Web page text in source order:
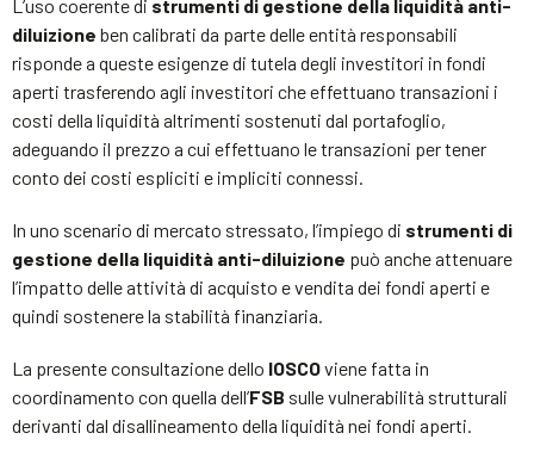
L’uso coerente di strumenti di gestione della liquidità anti-
diluizione ben calibrati da parte delle entità responsabili
risponde a queste esigenze di tutela degli investitori in fondi
aperti trasferendo agli investitori che effettuano transazioni i
costi della liquidità altrimenti sostenuti dal portafoglio,
adeguando il prezzo a cui effettuano le transazioni per tener
conto dei costi espliciti e impliciti connessi.
In uno scenario di mercato stressato, l’impiego di strumenti di
gestione della liquidità anti-diluizione può anche attenuare
l’impatto delle attività di acquisto e vendita dei fondi aperti e
quindi sostenere la stabilità finanziaria.
La presente consultazione dello IOSCOviene fatta in
coordinamento con quella dell’FSB sulle vulnerabilità strutturali
derivanti dal disallineamento della liquidità nei fondi aperti.